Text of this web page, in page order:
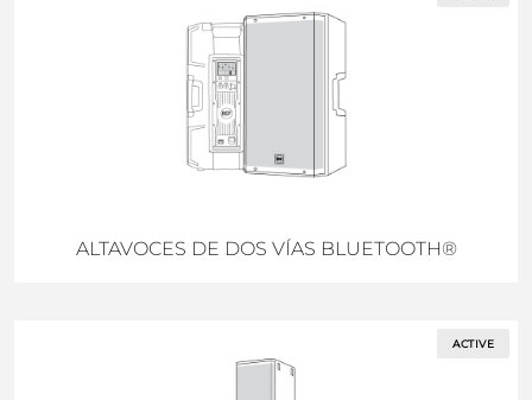
ALTAVOCES DE DOS VÍAS BLUETOOTH®
ACTIVE